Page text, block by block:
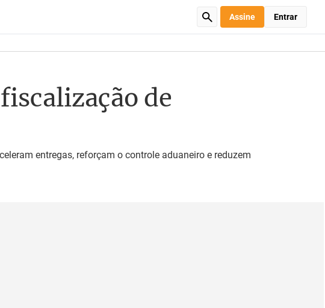
Assine Entrar
de
entregas, reforçam o controle aduaneiro e reduzem